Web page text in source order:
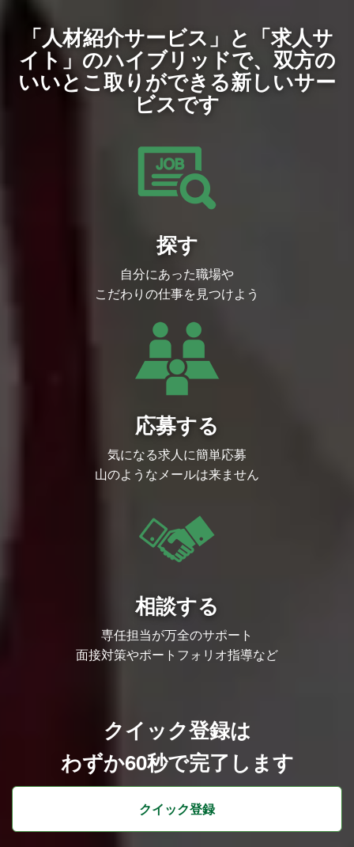
『日常に温度を。世界に熱狂を。時代に灯
火を。』
目の前の人の日常を少しでも温かくするよ
うなコンテンツを作りたい。
世界を熱狂させるような大ヒットコンテン
ツを作りたい。
コンテンツ史を動かし、
そんな想いから、このミッションを掲げま
Plottをエンタメのホットスポットに。
エンタメに狂わされた人が集い、
新たなエンタメを生みだしていく場所がPl
そんな場所で、一緒に新しいエンタメを生
み出しませんか？
＝＝＝＝＝＝＝＝＝＝＝＝＝＝＝＝＝＝＝
＝＝＝＝＝＝＝＝
『テイコウペンギン』
チャンネル登録者数190万人
『私立パラの丸高校』
チャンネル登録者数95万人
＝＝＝＝＝＝＝＝＝＝＝＝＝＝＝＝＝＝＝
＝＝＝＝＝＝＝＝
◆Plottのミッション
目の前の人の日常を少しでも温かくするよ
うなコンテンツを作りたい。
世界を熱狂させるような大ヒットコンテン
そんな想いから、このミッションを掲げま
Plottをエンタメのホットスポットに。
エンタメに狂わされた人が集い、新たなエ
そんな場所で、一緒に新しいエンタメを生
み出しませんか？
＝＝＝＝＝＝＝＝＝＝＝＝＝＝＝＝＝＝＝
＝＝＝＝＝＝＝＝
※webtoonは、NAVER WEBTOON Ltd.の
す。そこに本気で向き合っています。
10億円の大型資金調達による打席数も、
育成・抜擢に力を入れた人事体制も、
難易度の高い複数事業経営による自社メデ
ィアミックスも、全てそのための戦略で
す。
だからこそ、本気でトップを目指す人たち
『トップクリエイターと張り合えるクリエ
イティブ感度を。トッププロデューサーに
負けないビジネス練度を』
Plottのメンバーは、助け支え合う「仲間」
であり、互いに切磋琢磨し合う「ライバ
何者かになりたい若手が挑戦をし続け、
数々の有名作品を世に送りだすホットスポ
Plottから大ヒットIPが生まれる時、そこに
は誰よりも壁を乗り越え、経験を積んだメ
ンバーが何人もいるはず。
とってはトコトン楽しい場所。
時代に残る「灯火」をあなたの手で生み出
代表取締役 奥野翔太
【選考フロー】
3.二次面接
4.代表面接
5.内定
※内定までの目安は、ご応募から1カ月以
※追加選考の発生可能性あり
(簡易企画書制作・現場メンバーとのコミ
＝＝＝＝＝＝＝＝＝＝＝＝＝＝＝＝＝＝＝
＝＝＝＝＝＝＝＝
◆会社概要｜成長中のエンタメスタートア
ップ企業
『Next Creative Studio』をビジョンに、I
Pコンテンツを企画・制作・プロデュース
YouTube領域においては、総登録者数約1,
200万人。
累計再生回数は150億回、月間再生回数は
8億回を突破。
2024年11月には約10億円の資金調達を実
施し、ライセンス・ゲーム・音楽などの新
規事業へ本格参入。
IPの魅力を最大化するための自社メディア
・スピード感と成果への拘りをもって仕事
に取り組みやり切ることができる方
クリエイティブの可能性を信じ、一緒にク
リエイティブを会社の競争力にしていける
方からの応募をお待ちしています！
業務内容
クリエイティブ人事のミッションは採用・
育成、組織開発など、非常に多岐に渡りま
日々クリエイター社員とコミュニケーショ
??新卒採用／育成
・採用計画／採用戦略の立案
・採用イベント・インターンシップ設計／
・新卒研修の設計／実行
・採用イベント設計／実行
・選考（カジュアル面談／面接など）
・中途入社メンバーのサポート／育成
??組織・文化づくり
・組織戦略の策定
・人材配置、適材適所の設計／推進
■必須スキル/経験
・新卒採用人事経験（2年以上） ※担当職
・人事経験（2年以上）※キャリア採用・
・IT、Webサービスなど近しい業界での人
・クリエイター、もしくはクリエイターと
一緒に働いたことがある方
・クリエイティブに関する基本知識のある
「人材紹介サービス」と「求人サ
イト」のハイブリッドで、双方の
いいとこ取りができる新しいサー
ビスです
探す
自分にあった職場や
こだわりの仕事を見つけよう
応募する
気になる求人に簡単応募
山のようなメールは来ません
相談する
専任担当が万全のサポート
面接対策やポートフォリオ指導など
クイック登録は
わずか60秒で完了します
クイック登録